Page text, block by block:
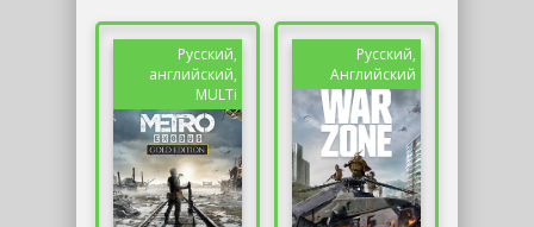
Русский,
английский,
MULTi
Русский,
Английский